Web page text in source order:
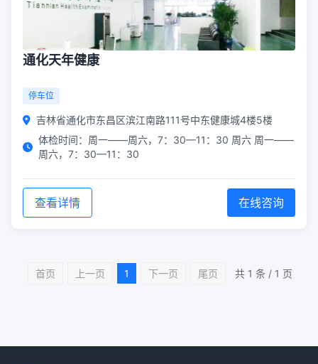
通化天年健康
停车位
吉林省通化市东昌区滨江南路111号中东健康城4楼5楼
体检时间：周一——周六，7：30—11：30 周六 周一——
周六，7：30—11：30
查看详情 在线咨询
首页 上一页 1 下一页 尾页 共 1 条 / 1 页